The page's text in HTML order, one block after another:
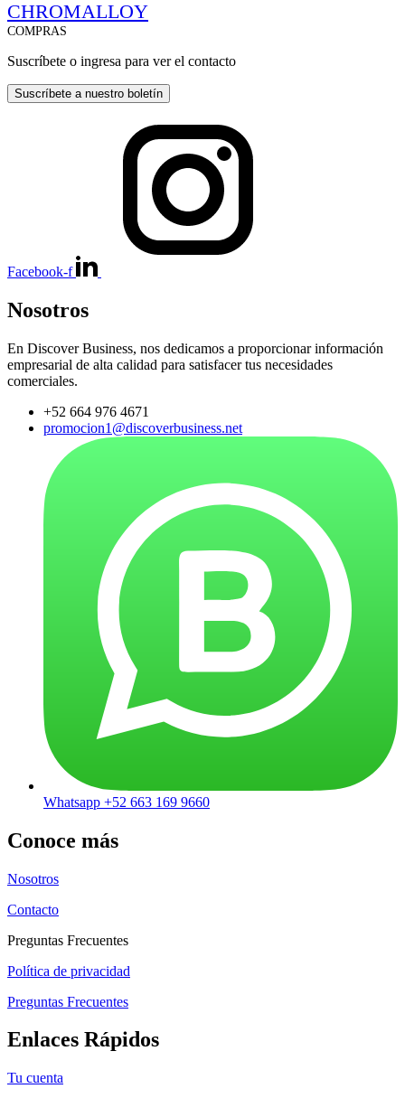
CHROMALLOY
COMPRAS
Suscríbete o ingresa para ver el contacto
Suscríbete a nuestro boletín
Facebook-f
Nosotros
En Discover Business, nos dedicamos a proporcionar información
empresarial de alta calidad para satisfacer tus necesidades
comerciales.
+52 664 976 4671
promocion1@discoverbusiness.net
Whatsapp +52 663 169 9660
Conoce más
Nosotros
Contacto
Preguntas Frecuentes
Política de privacidad
Preguntas Frecuentes
Enlaces Rápidos
Tu cuenta